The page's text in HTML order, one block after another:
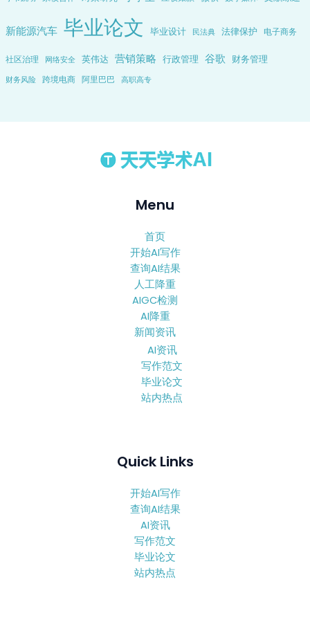
新能源汽车 毕业论文 毕业设计 民法典 法律保护 电子商务
社区治理 网络安全 英伟达 营销策略 行政管理 谷歌 财务管理
财务风险 跨境电商 阿里巴巴 高职高专
Menu
首页
开始AI写作
查询AI结果
人工降重
AIGC检测
AI降重
新闻资讯
AI资讯
写作范文
毕业论文
站内热点
Quick Links
开始AI写作
查询AI结果
AI资讯
写作范文
毕业论文
站内热点